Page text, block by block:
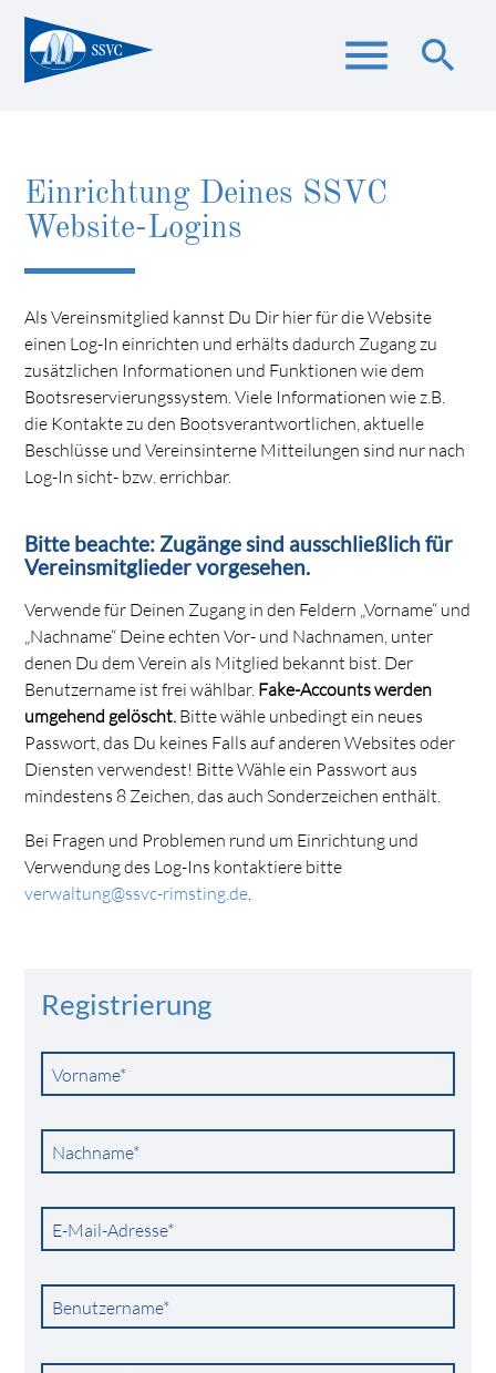
menu search
Einrichtung Deines SSVC
Website-Logins
Als Vereinsmitglied kannst Du Dir hier für die Website
einen Log-In einrichten und erhälts dadurch Zugang zu
zusätzlichen Informationen und Funktionen wie dem
Bootsreservierungssystem. Viele Informationen wie z.B.
die Kontakte zu den Bootsverantwortlichen, aktuelle
Beschlüsse und Vereinsinterne Mitteilungen sind nur nach
Log-In sicht- bzw. errichbar.
Bitte beachte: Zugänge sind ausschließlich für
Vereinsmitglieder vorgesehen.
Verwende für Deinen Zugang in den Feldern „Vorname“ und
„Nachname“ Deine echten Vor- und Nachnamen, unter
denen Du dem Verein als Mitglied bekannt bist. Der
Benutzername ist frei wählbar. Fake-Accounts werden
umgehend gelöscht. Bitte wähle unbedingt ein neues
Passwort, das Du keines Falls auf anderen Websites oder
Diensten verwendest! Bitte Wähle ein Passwort aus
mindestens 8 Zeichen, das auch Sonderzeichen enthält.
Bei Fragen und Problemen rund um Einrichtung und
Verwendung des Log-Ins kontaktiere bitte
verwaltung@ssvc-rimsting.de.
Registrierung
Pflichtfeld
Vorname*
Pflichtfeld
Nachname*
Pflichtfeld
E-Mail-Adresse*
Pflichtfeld
Benutzername*